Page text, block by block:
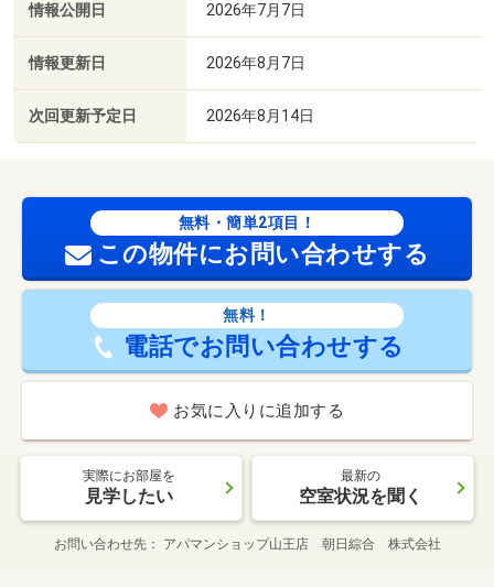
情報公開日 2026年7月7日
情報更新日 2026年8月7日
次回更新予定日 2026年8月14日
無料・簡単2項目！
この物件にお問い合わせする
無料！
電話でお問い合わせする
お気に入りに追加する
実際にお部屋を
見学したい
最新の
空室状況を聞く
お問い合わせ先 アパマンショップ山王店 朝日綜合 株式会社